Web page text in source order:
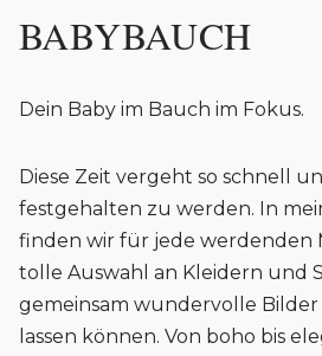
BABYBAUCH
Dein Baby im Bauch im Fokus.
Diese Zeit vergeht so schnell
festgehalten zu werden. In
finden wir für jede werdenden
tolle Auswahl an Kleidern und
gemeinsam wundervolle
lassen können. Von boho bis